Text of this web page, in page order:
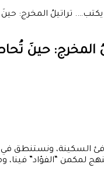
تراتيلُ المخرج: حينَ
المخرج: حينَ
السكينة، ونستنطق
“الفؤاد” فينا،